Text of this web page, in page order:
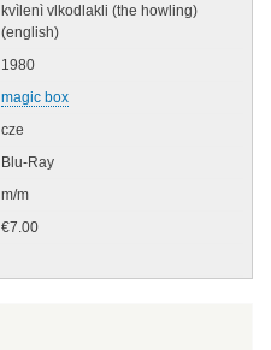
kvìlenì vlkodlakli (the howling)
(english)
1980
magic box
cze
Blu-Ray
m/m
€7.00